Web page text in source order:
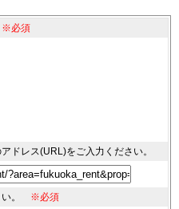
必須
ドレス(URL)をご入力ください。
。 ※必須